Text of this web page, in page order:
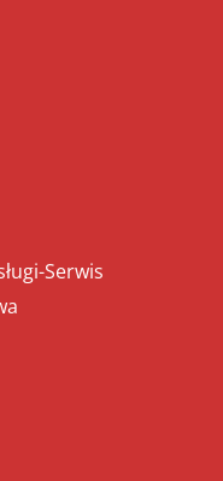
Serwis